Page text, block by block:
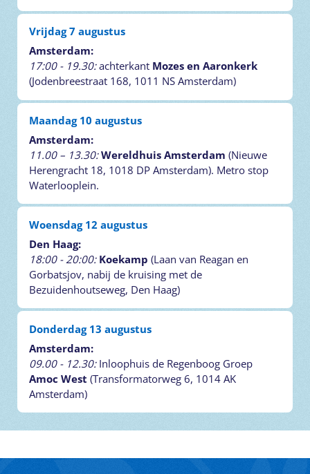
Vrijdag 7 augustus
Amsterdam:
17:00 - 19.30:achterkant Mozes en Aaronkerk
(Jodenbreestraat 168, 1011 NS Amsterdam)
Maandag 10 augustus
Amsterdam:
11.00 – 13.30:Wereldhuis Amsterdam (Nieuwe
Herengracht 18, 1018 DP Amsterdam). Metro stop
Waterlooplein.
Woensdag 12 augustus
Den Haag:
18:00 - 20:00: Koekamp (Laan van Reagan en
Gorbatsjov, nabij de kruising met de
Bezuidenhoutseweg, Den Haag)
Donderdag 13 augustus
Amsterdam:
09.00 - 12.30:Inloophuis de Regenboog Groep
Amoc West (Transformatorweg 6, 1014 AK
Amsterdam)